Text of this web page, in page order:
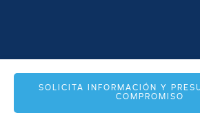
SOLICITA INFORMACIÓN Y
COMPROMISO
Alfonso I, 17 Planta 1ª